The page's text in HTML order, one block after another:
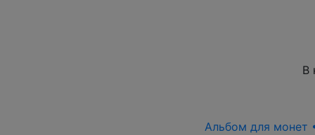
В
Альбом для монет